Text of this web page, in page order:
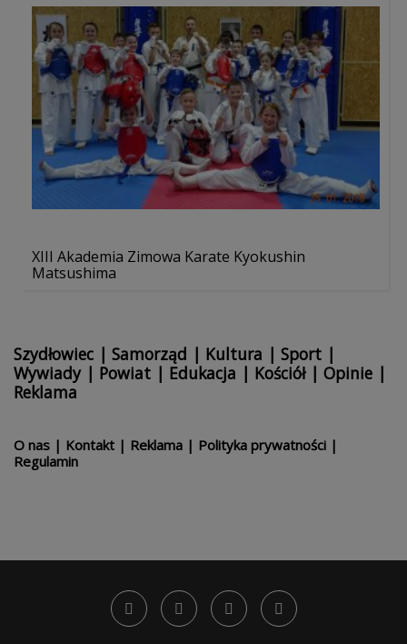
XIII Akademia Zimowa Karate Kyokushin
Matsushima
Szydłowiec | Samorząd | Kultura | Sport |
Wywiady| Powiat | Edukacja | Kościół| Opinie |
Reklama
O nas | Kontakt | Reklama | Polityka prywatności |
Regulamin